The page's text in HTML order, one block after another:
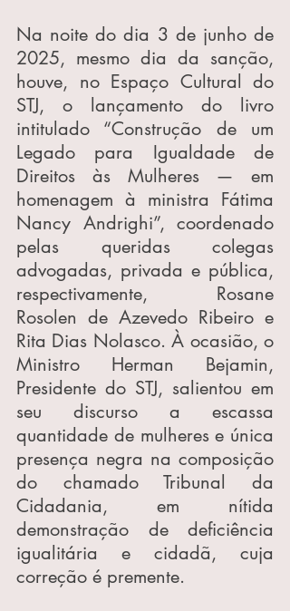
Na noite do dia 3 de junho de
2025, mesmo dia da sanção,
houve, no Espaço Cultural do
STJ, o lançamento do livro
intitulado “Construção de um
Legado para Igualdade de
Direitos às Mulheres — em
homenagem à ministra Fátima
Nancy Andrighi”, coordenado
pelas queridas colegas
advogadas, privada e pública,
respectivamente, Rosane
Rosolen de Azevedo Ribeiro e
Rita Dias Nolasco. À ocasião, o
Ministro Herman Bejamin,
Presidente do STJ, salientou em
seu discurso a escassa
quantidade de mulheres e única
presença negra na composição
do chamado Tribunal da
Cidadania, em nítida
demonstração de deficiência
igualitária e cidadã, cuja
correção é premente.